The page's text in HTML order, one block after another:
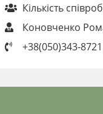
Кількість
Коновченко
+38(050)343-8721